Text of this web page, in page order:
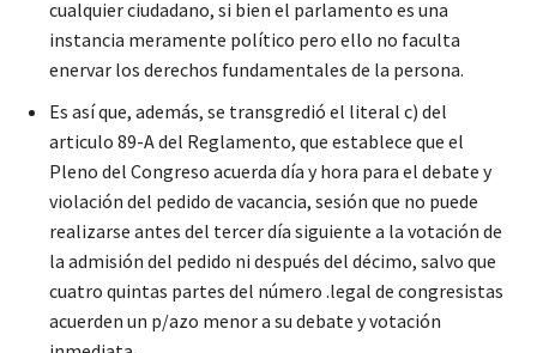
cualquier ciudadano, si bien el parlamento es una
instancia meramente político pero ello no faculta
enervar los derechos fundamentales de la persona.
Es así que, además, se transgredió el literal c) del
articulo 89-A del Reglamento, que establece que el
Pleno del Congreso acuerda día y hora para el debate y
violación del pedido de vacancia, sesión que no puede
realizarse antes del tercer día siguiente a la votación de
la admisión del pedido ni después del décimo, salvo que
cuatro quintas partes del número .legal de congresistas
acuerden un p/azo menor a su debate y votación